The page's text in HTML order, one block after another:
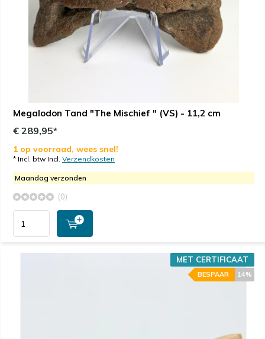
Megalodon Tand "The Mischief " (VS) - 11,2 cm
€ 289,95*
1 op voorraad, wees snel!
* Incl. btw Incl. Verzendkosten
Maandag verzonden
(0)
MET CERTIFICAAT
14%
BESPAAR